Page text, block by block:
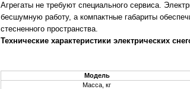
Агрегаты не требуют специального сервиса.
бесшумную работу, а компактные габариты
стесненного пространства.
Технические характеристики электрических
Модель
Масса, кг